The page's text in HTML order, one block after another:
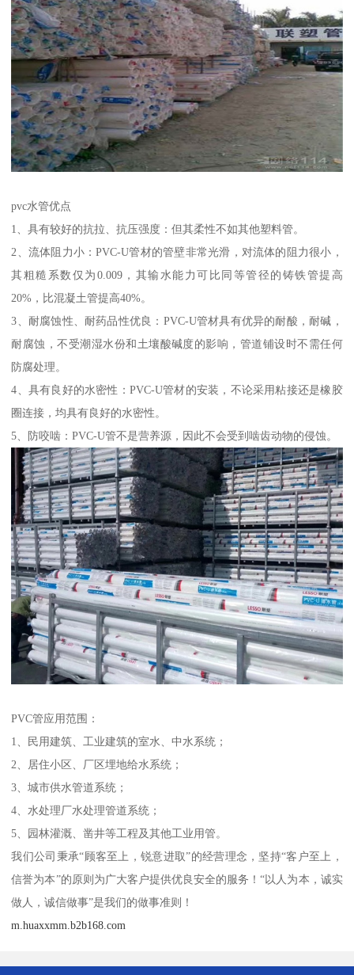
pvc水管优点
1、具有较好的抗拉、抗压强度：但其柔性不如其他塑料管。
2、流体阻力小：PVC-U管材的管壁非常光滑，对流体的阻力很小，
其粗糙系数仅为0.009，其输水能力可比同等管径的铸铁管提高
20%，比混凝土管提高40%。
3、耐腐蚀性、耐药品性优良：PVC-U管材具有优异的耐酸，耐碱，
耐腐蚀，不受潮湿水份和土壤酸碱度的影响，管道铺设时不需任何
防腐处理。
4、具有良好的水密性：PVC-U管材的安装，不论采用粘接还是橡胶
圈连接，均具有良好的水密性。
5、防咬啮：PVC-U管不是营养源，因此不会受到啮齿动物的侵蚀。
PVC管应用范围：
1、民用建筑、工业建筑的室水、中水系统；
2、居住小区、厂区埋地给水系统；
3、城市供水管道系统；
4、水处理厂水处理管道系统；
5、园林灌溉、凿井等工程及其他工业用管。
我们公司秉承“顾客至上，锐意进取”的经营理念，坚持“客户至上，
信誉为本”的原则为广大客户提供优良安全的服务！“以人为本，诚实
做人，诚信做事”是我们的做事准则！
m.huaxxmm.b2b168.com